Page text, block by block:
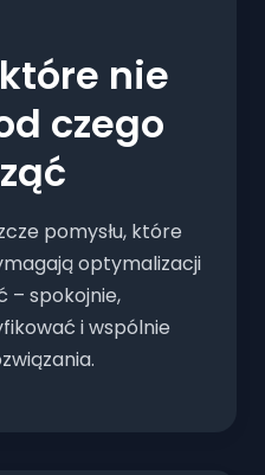
nie
czego
pomysłu, które
optymalizacji
– spokojnie,
i wspólnie